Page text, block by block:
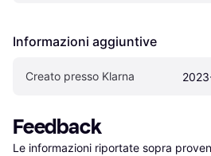
Informazioni aggiuntive
Creato presso Klarna
Feedback
Le informazioni riportate sopra